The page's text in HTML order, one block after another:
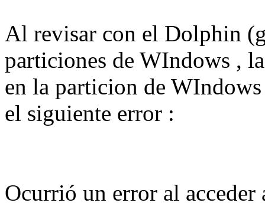
Al revisar con el Dolphin
particiones de WIndows ,
en la particion de
el siguiente error :
Ocurrió un error al acceder